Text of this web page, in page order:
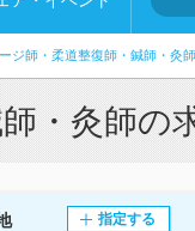
ジ師・柔道整復師・鍼師・灸
・灸師の
指定する